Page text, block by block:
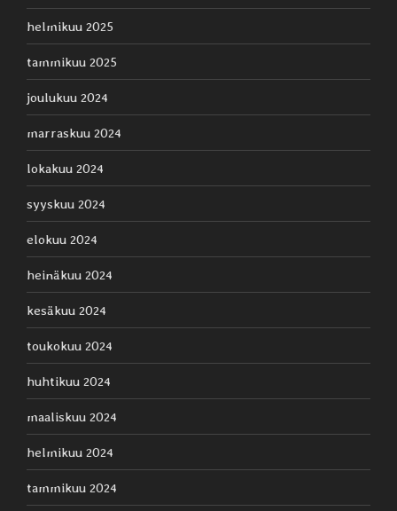
helmikuu 2025
tammikuu 2025
joulukuu 2024
marraskuu 2024
lokakuu 2024
syyskuu 2024
elokuu 2024
heinäkuu 2024
kesäkuu 2024
toukokuu 2024
huhtikuu 2024
maaliskuu 2024
helmikuu 2024
tammikuu 2024